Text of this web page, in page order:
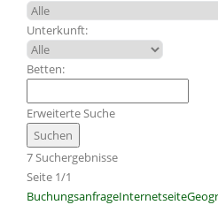
Unterkunft:
Betten:
Erweiterte Suche
7 Suchergebnisse
Seite 1/1
BuchungsanfrageInternetseite